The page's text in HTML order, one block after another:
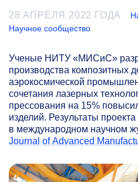
28 АПРЕЛЯ 2022 ГОДА
Научное сообщество
Ученые НИТУ «МИСиС»
производства композитных
аэрокосмической
сочетания лазерных
прессования на 15%
изделий. Результаты
в международном научном
Journal of Advanced